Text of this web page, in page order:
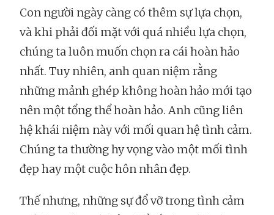
Con người ngày càng có thêm sự lựa chọn,
và khi phải đối mặt với quá nhiều lựa chọn,
chúng ta luôn muốn chọn ra cái hoàn hảo
nhất. Tuy nhiên, anh quan niệm rằng
những mảnh ghép không hoàn hảo mới tạo
nên một tổng thể hoàn hảo. Anh cũng liên
hệ khái niệm này với mối quan hệ tình cảm.
Chúng ta thường hy vọng vào một mối tình
đẹp hay một cuộc hôn nhân đẹp.
Thế nhưng, những sự đổ vỡ trong tình cảm